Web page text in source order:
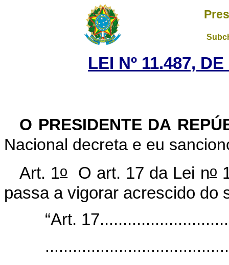
LEI Nº 11.487,
O PRESIDENTE DA
Nacional decreta e eu
Art. 1o O art. 17 da Lei no
passa a vigorar acrescido do
“Art.